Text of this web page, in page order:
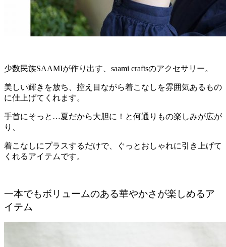
少数民族SAAMIが作り出す、saami craftsのアクセサリー。
美しい輝きを放ち、控え目ながら着こなしを雰囲気あるもの
に仕上げてくれます。
手首にそっと…夏だから大胆に！と何通りもの楽しみが広が
り、
着こなしにプラスするだけで、ぐっとおしゃれに引き上げて
くれるアイテムです。
一本でもボリュームのある華やかさが楽しめるア
イテム